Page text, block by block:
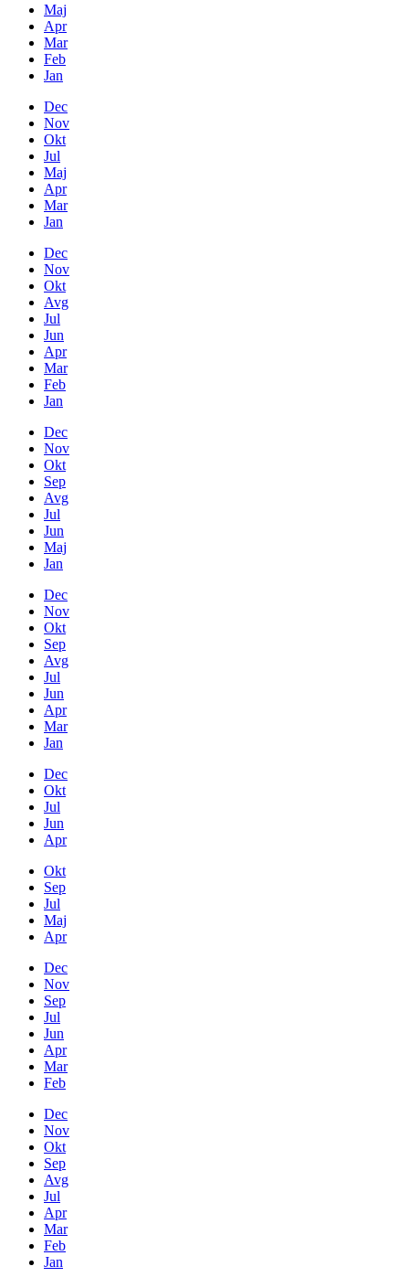
Maj
Apr
Mar
Feb
Jan
Dec
Nov
Okt
Jul
Maj
Apr
Mar
Jan
Dec
Nov
Okt
Avg
Jul
Jun
Apr
Mar
Feb
Jan
Dec
Nov
Okt
Sep
Avg
Jul
Jun
Maj
Jan
Dec
Nov
Okt
Sep
Avg
Jul
Jun
Apr
Mar
Jan
Dec
Okt
Jul
Jun
Apr
Okt
Sep
Jul
Maj
Apr
Dec
Nov
Sep
Jul
Jun
Apr
Mar
Feb
Dec
Nov
Okt
Sep
Avg
Jul
Apr
Mar
Feb
Jan